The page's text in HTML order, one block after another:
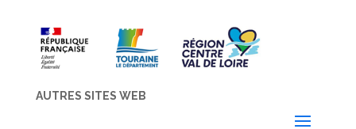
AUTRES SITES WEB